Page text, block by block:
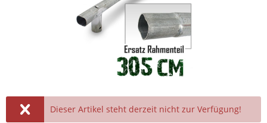
Dieser Artikel steht derzeit nicht zur Verfügung!